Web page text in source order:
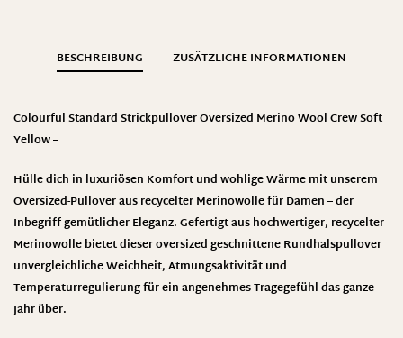
BESCHREIBUNG ZUSÄTZLICHE INFORMATIONEN
Colourful Standard Strickpullover Oversized Merino Wool Crew Soft
Yellow –
Hülle dich in luxuriösen Komfort und wohlige Wärme mit unserem
Oversized-Pullover aus recycelter Merinowolle für Damen– der
Inbegriff gemütlicher Eleganz. Gefertigt aus hochwertiger, recycelter
Merinowolle bietet dieser oversized geschnittene Rundhalspullover
unvergleichliche Weichheit, Atmungsaktivität und
Temperaturregulierung für ein angenehmes Tragegefühl das ganze
Jahr über.